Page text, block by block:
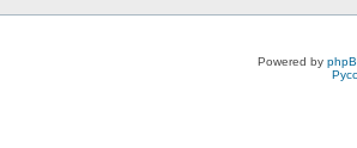
Powered by